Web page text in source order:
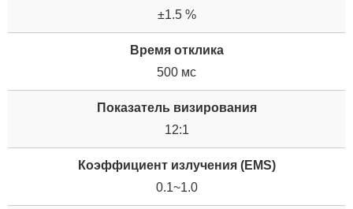
±1.5 %
Время отклика
500 мс
Показатель визирования
12:1
Коэффициент излучения (EMS)
0.1~1.0